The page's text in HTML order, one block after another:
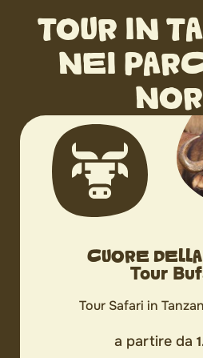
TOUR IN
NEI
CUORE
Tour
Tour Safari in
a partire da